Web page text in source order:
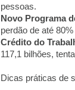
pessoas.
Novo Programa
perdão de até
Crédito do
117,1 bilhões,
Dicas práticas de